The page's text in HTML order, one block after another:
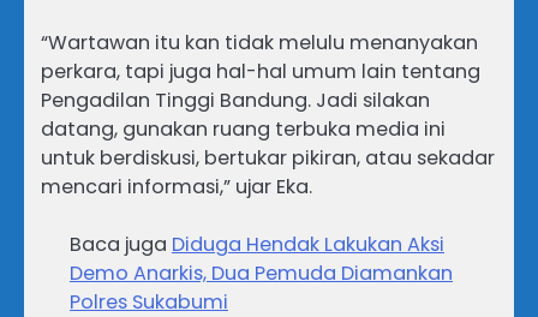
“Wartawan itu kan tidak melulu menanyakan
perkara, tapi juga hal-hal umum lain tentang
Pengadilan Tinggi Bandung. Jadi silakan
datang, gunakan ruang terbuka media ini
untuk berdiskusi, bertukar pikiran, atau sekadar
mencari informasi,” ujar Eka.
Baca juga Diduga Hendak Lakukan Aksi
Demo Anarkis, Dua Pemuda Diamankan
Polres Sukabumi